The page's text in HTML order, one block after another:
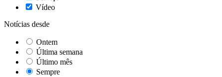
Vídeo
Notícias desde
Ontem
Última semana
Último mês
Sempre